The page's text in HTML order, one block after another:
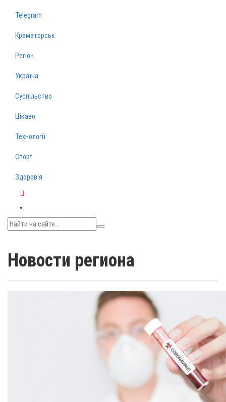
Telegram
Краматорськ
Регіон
Україна
Суспільство
Цікаво
Технології
Спорт
Здоров‘я
Новости региона